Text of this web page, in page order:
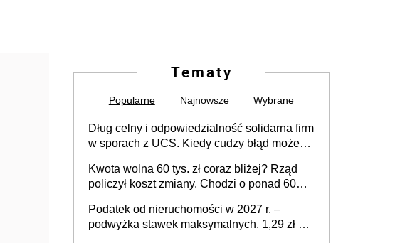
Tematy
Popularne Najnowsze Wybrane
Dług celny i odpowiedzialność solidarna firm
w sporach z UCS. Kiedy cudzy błąd może
Kwota wolna 60 tys. zł coraz bliżej? Rząd
policzył koszt zmiany. Chodzi o ponad 60
Podatek od nieruchomości w 2027 r. –
podwyżka stawek maksymalnych. 1,29 zł za